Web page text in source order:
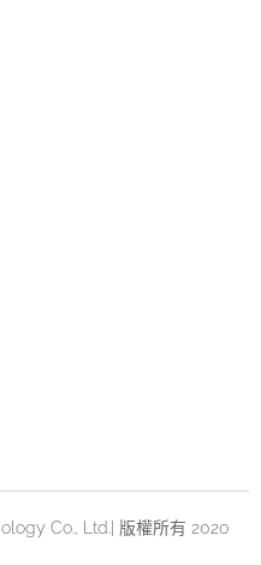
Co., Ltd.| 版權所有 2020